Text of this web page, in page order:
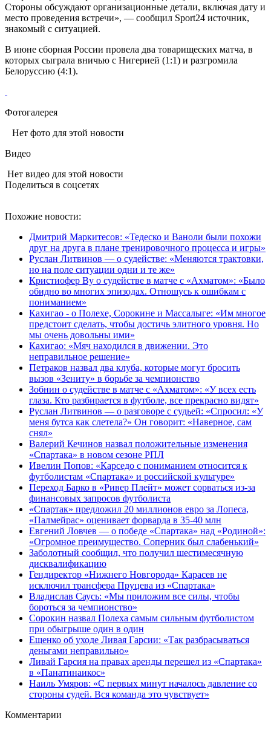
Стороны обсуждают организационные детали, включая дату и
место проведения встречи», — сообщил Sport24 источник,
знакомый с ситуацией.
В июне сборная России провела два товарищеских матча, в
которых сыграла вничью с Нигерией (1:1) и разгромила
Белоруссию (4:1).
Фотогалерея
Нет фото для этой новости
Видео
Нет видео для этой новости
Поделиться в соцсетях
Похожие новости:
Дмитрий Маркитесов: «Тедеско и Ваноли были похожи
друг на друга в плане тренировочного процесса и игры»
Руслан Литвинов — о судействе: «Меняются трактовки,
но на поле ситуации одни и те же»
Кристиофер Ву о судействе в матче с «Ахматом»: «Было
обидно во многих эпизодах. Отношусь к ошибкам с
пониманием»
Кахигао - о Полехе, Сорокине и Массалыге: «Им многое
предстоит сделать, чтобы достичь элитного уровня. Но
мы очень довольны ими»
Кахигао: «Мяч находился в движении. Это
неправильное решение»
Петраков назвал два клуба, которые могут бросить
вызов «Зениту» в борьбе за чемпионство
Зобнин о судействе в матче с «Ахматом»: «У всех есть
глаза. Кто разбирается в футболе, все прекрасно видят»
Руслан Литвинов — о разговоре с судьей: «Спросил: «У
меня бутса как слетела?» Он говорит: «Наверное, сам
снял»
Валерий Кечинов назвал положительные изменения
«Спартака» в новом сезоне РПЛ
Ивелин Попов: «Карседо с пониманием относится к
футболистам «Спартака» и российской культуре»
Переход Барко в «Ривер Плейт» может сорваться из‑за
финансовых запросов футболиста
«Спартак» предложил 20 миллионов евро за Лопеса,
«Палмейрас» оценивает форварда в 35-40 млн
Евгений Ловчев — о победе «Спартака» над «Родиной»:
«Огромное преимущество. Соперник был слабенький»
Заболотный сообщил, что получил шестимесячную
дисквалификацию
Гендиректор «Нижнего Новгорода» Карасев не
исключил трансфера Пруцева из «Спартака»
Владислав Саусь: «Мы приложим все силы, чтобы
бороться за чемпионство»
Сорокин назвал Полеха самым сильным футболистом
при обыгрыше один в один
Ещенко об уходе Ливая Гарсии: «Так разбрасываться
деньгами неправильно»
Ливай Гарсия на правах аренды перешел из «Спартака»
в «Панатинаикос»
Наиль Умяров: «С первых минут началось давление со
стороны судей. Вся команда это чувствует»
Комментарии